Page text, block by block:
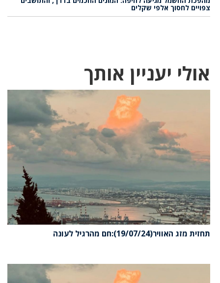
צפויים לחסוך אלפי שקלים
אולי יעניין אותך
תחזית מזג האוויר(19/07/24):חם מהרגיל לעונה